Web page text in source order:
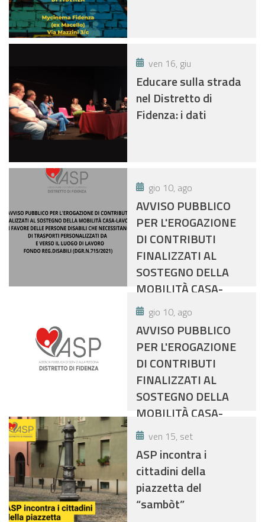
ven 16, giu
Educare sulla strada
nel Distretto di
Fidenza: i dati
gio 10, ago
AVVISO PUBBLICO
PER L'EROGAZIONE
DI CONTRIBUTI
FINALIZZATI AL
SOSTEGNO DELLA
MOBILITÀ CASA-
LAVORO IN FAVORE
DELLE PERSONE
DISABILI CHE
NECESSITANO DI
TRASPORTI
PERSONALIZZATI DA
E VERSO IL LUOGO DI
LAVORO- PIANO
DELLE ATTIVITA'
FINANZIATE COL
FONDO REGIONALE
DISABILI 2021
(DGR.N.715/2021)
gio 10, ago
AVVISO PUBBLICO
PER L'EROGAZIONE
DI CONTRIBUTI
FINALIZZATI AL
SOSTEGNO DELLA
MOBILITÀ CASA-
LAVORO IN FAVORE
DELLE PERSONE
DISABILI - PIANO
DELLE ATTIVITÀ
FINANZIATE CON IL
FONDO REGIONALE
ven 15, set
ASP incontra i
cittadini della
piazzetta del
“sambòt”